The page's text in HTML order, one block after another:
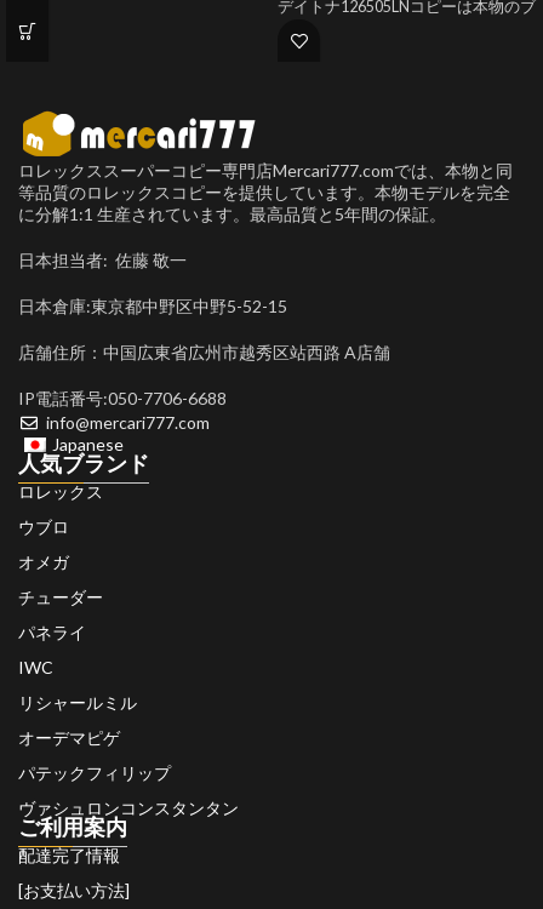
デイトナ126505LNコピーは本物のブ
ロレックススーパーコピー専門店Mercari777.comでは、本物と同
等品質のロレックスコピーを提供しています。本物モデルを完全
に分解1:1 生産されています。最高品質と5年間の保証。
日本担当者: 佐藤 敬一
日本倉庫:東京都中野区中野5-52-15
店舗住所：中国広東省広州市越秀区站西路 A店舗
IP電話番号:050-7706-6688
info@mercari777.com
Japanese
人気ブランド
ロレックス
ウブロ
オメガ
チューダー
パネライ
IWC
リシャールミル
オーデマピゲ
パテックフィリップ
ヴァシュロンコンスタンタン
ご利用案内
配達完了情報
[お支払い方法]